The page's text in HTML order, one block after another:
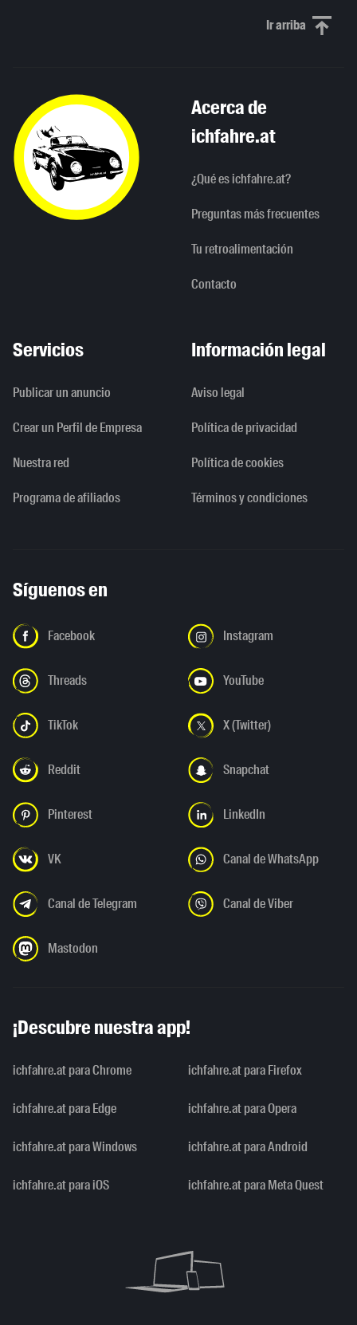
Ir arribaScroll to
Acerca de
ichfahre.at
¿Qué es ichfahre.at?
Preguntas más frecuentes
Tu retroalimentación
Contacto
Servicios
Publicar un anuncio
Crear un Perfil de Empresa
Nuestra red
Programa de afiliados
Información legal
Aviso legal
Política de privacidad
Política de cookies
Términos y condiciones
Síguenos en
Facebook Instagram
Threads YouTube
TikTok X (Twitter)
Reddit Snapchat
Pinterest LinkedIn
VK Canal de WhatsApp
Canal de Telegram Canal de Viber
Mastodon
¡Descubre nuestra app!
ichfahre.at para Chrome ichfahre.at para Firefox
ichfahre.at para Edge ichfahre.at para Opera
ichfahre.at para Windows ichfahre.at para Android
ichfahre.at para iOS ichfahre.at para Meta Quest